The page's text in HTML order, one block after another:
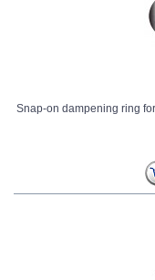
Snap-on dampening ring